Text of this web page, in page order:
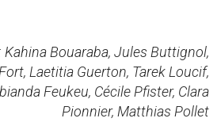
Kahina Bouaraba, Jules Buttignol,
Laetitia Guerton, Tarek Loucif,
Feukeu, Cécile Pfister, Clara
Pionnier, Matthias Pollet